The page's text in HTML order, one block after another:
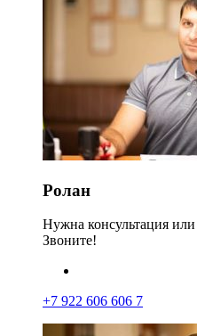
Ролан
Нужна консультация или
Звоните!
+7 922 606 606 7